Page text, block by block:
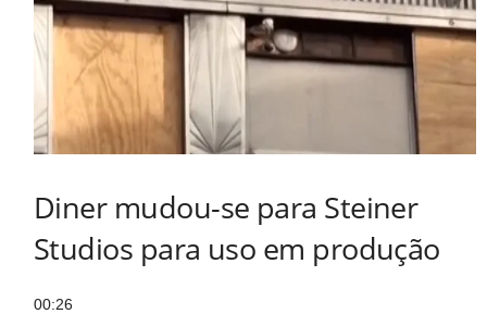
Diner mudou-se para Steiner
Studios para uso em produção
00:26